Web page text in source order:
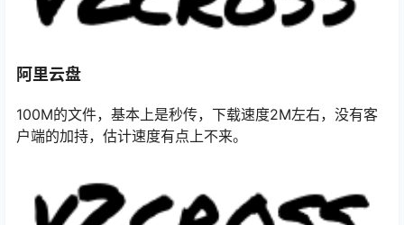
阿里云盘
100M的文件，基本上是秒传，下载速度2M左右，没有客
户端的加持，估计速度有点上不来。